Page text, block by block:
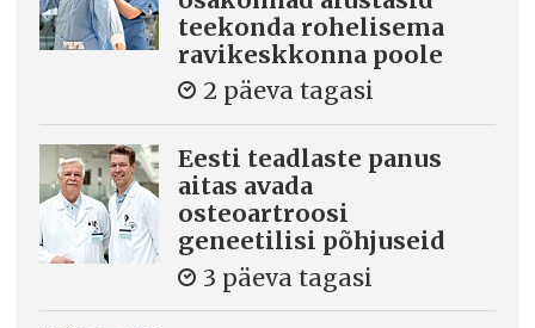
teekonda rohelisema
ravikeskkonna poole
2 päeva tagasi
Eesti teadlaste panus
aitas avada
osteoartroosi
geneetilisi põhjuseid
3 päeva tagasi